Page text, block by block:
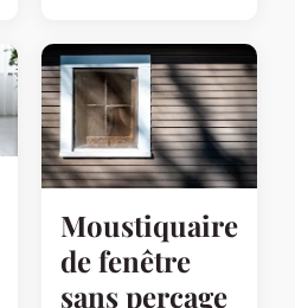
Moustiquaire
de fenêtre
sans perçage